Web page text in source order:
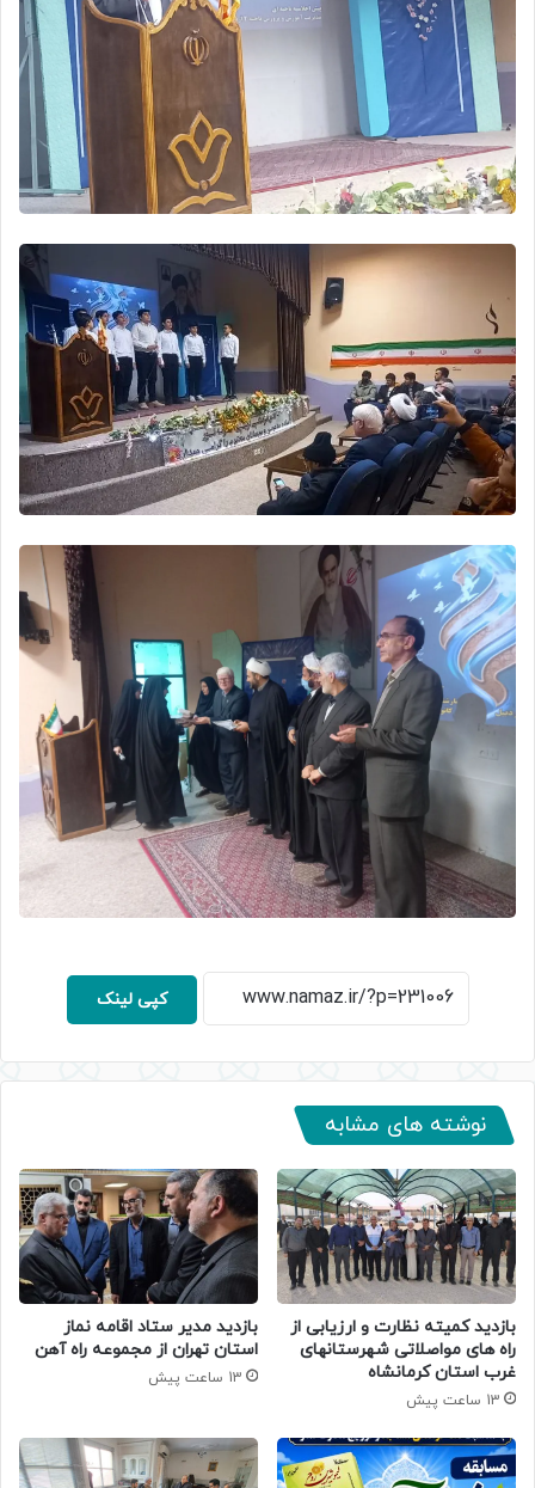
کپی لینک
نوشته های مشابه
بازدید کمیته نظارت و ارزیابی از
راه های مواصلاتی شهرستانهای
غرب استان کرمانشاه
13 ساعت پیش
بازدید مدیر ستاد اقامه نماز
استان تهران از مجموعه راه آهن
13 ساعت پیش